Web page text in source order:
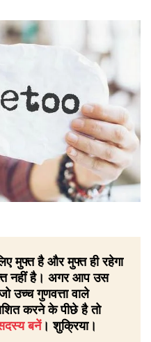
मुफ्त है और मुफ्त ही रहेगा
नहीं है। अगर आप उस
उच्च गुणवत्ता वाले
करने के पीछे है तो
बनें। शुक्रिया।